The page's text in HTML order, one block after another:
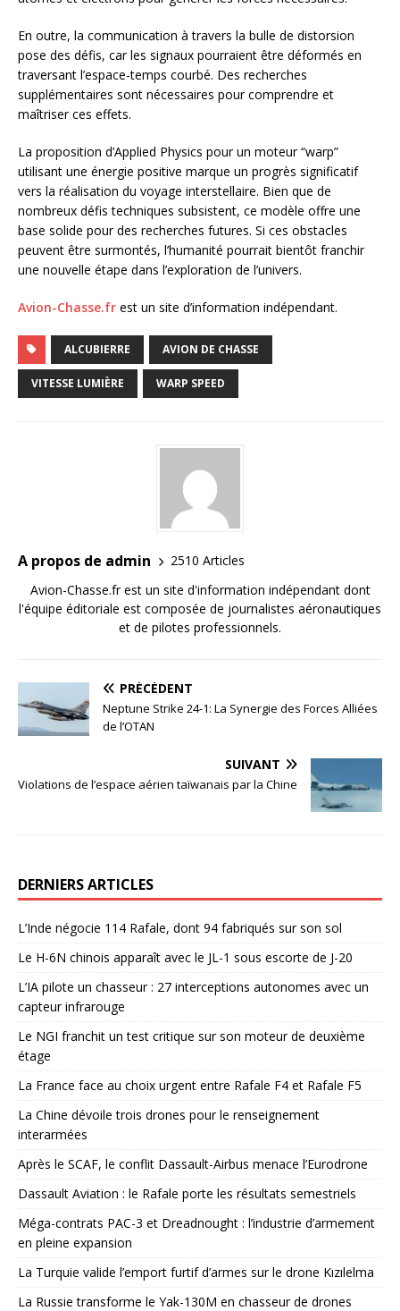
En outre, la communication à travers la bulle de distorsion
pose des défis, car les signaux pourraient être déformés en
traversant l’espace-temps courbé. Des recherches
supplémentaires sont nécessaires pour comprendre et
maîtriser ces effets.
La proposition d’Applied Physics pour un moteur “warp”
utilisant une énergie positive marque un progrès significatif
vers la réalisation du voyage interstellaire. Bien que de
nombreux défis techniques subsistent, ce modèle offre une
base solide pour des recherches futures. Si ces obstacles
peuvent être surmontés, l’humanité pourrait bientôt franchir
une nouvelle étape dans l’exploration de l’univers.
Avion-Chasse.fr est un site d’information indépendant.
ALCUBIERRE AVION DE CHASSE
VITESSE LUMIÈRE WARP SPEED
A propos de admin
2510 Articles
Avion-Chasse.fr est un site d'information indépendant dont
l'équipe éditoriale est composée de journalistes aéronautiques
et de pilotes professionnels.
PRÉCÉDENT
Neptune Strike 24-1: La Synergie des Forces Alliées
de l’OTAN
SUIVANT
Violations de l’espace aérien taïwanais par la Chine
DERNIERS ARTICLES
L’Inde négocie 114 Rafale, dont 94 fabriqués sur son sol
Le H-6N chinois apparaît avec le JL-1 sous escorte de J-20
L’IA pilote un chasseur : 27 interceptions autonomes avec un
capteur infrarouge
Le NGI franchit un test critique sur son moteur de deuxième
étage
La France face au choix urgent entre Rafale F4 et Rafale F5
La Chine dévoile trois drones pour le renseignement
interarmées
Après le SCAF, le conflit Dassault-Airbus menace l’Eurodrone
Dassault Aviation : le Rafale porte les résultats semestriels
Méga-contrats PAC-3 et Dreadnought : l’industrie d’armement
en pleine expansion
La Turquie valide l’emport furtif d’armes sur le drone Kızılelma
La Russie transforme le Yak-130M en chasseur de drones